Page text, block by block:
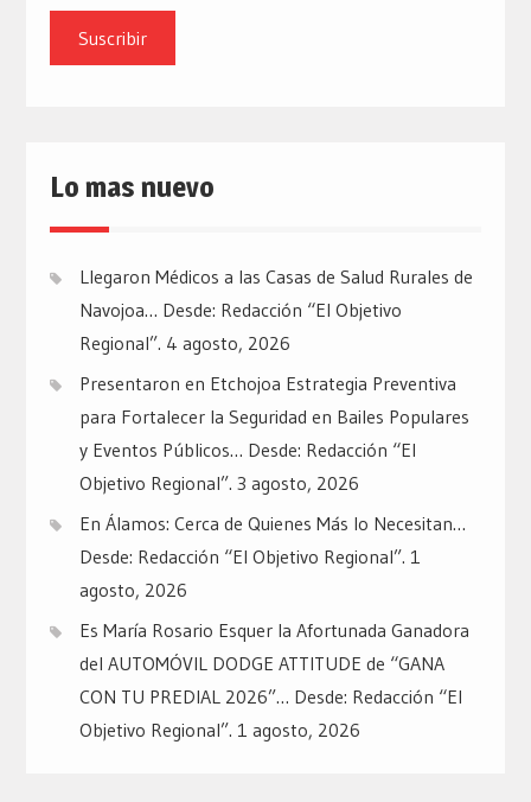
email
Lo mas nuevo
Llegaron Médicos a las Casas de Salud Rurales de
Navojoa… Desde: Redacción “El Objetivo
Regional”. 4 agosto, 2026
Presentaron en Etchojoa Estrategia Preventiva
para Fortalecer la Seguridad en Bailes Populares
y Eventos Públicos… Desde: Redacción “El
Objetivo Regional”. 3 agosto, 2026
En Álamos: Cerca de Quienes Más lo Necesitan…
Desde: Redacción “El Objetivo Regional”. 1
agosto, 2026
Es María Rosario Esquer la Afortunada Ganadora
del AUTOMÓVIL DODGE ATTITUDE de “GANA
CON TU PREDIAL 2026”… Desde: Redacción “El
Objetivo Regional”. 1 agosto, 2026